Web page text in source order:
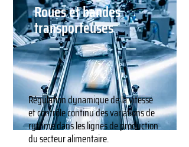
Roues et bandes
transporteuses
Régulation dynamique de la vitesse
et contrôle continu des variations de
rythme dans les lignes de production
du secteur alimentaire.